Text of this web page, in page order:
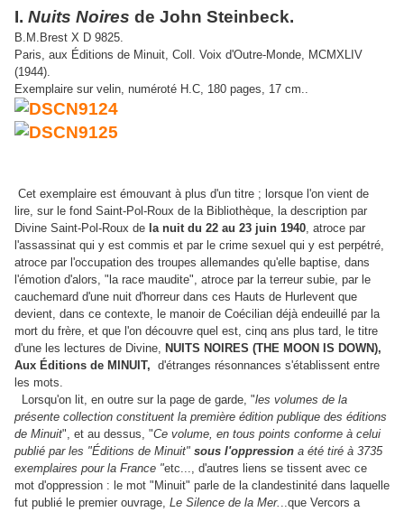
I. Nuits Noires de John Steinbeck.
B.M.Brest X D 9825.
Paris, aux Éditions de Minuit, Coll. Voix d'Outre-Monde, MCMXLIV
(1944).
Exemplaire sur velin, numéroté H.C, 180 pages, 17 cm..
Cet exemplaire est émouvant à plus d'un titre ; lorsque l'on vient de
lire, sur le fond Saint-Pol-Roux de la Bibliothèque, la description par
Divine Saint-Pol-Roux de la nuit du 22 au 23 juin 1940, atroce par
l'assassinat qui y est commis et par le crime sexuel qui y est perpétré,
atroce par l'occupation des troupes allemandes qu'elle baptise, dans
l'émotion d'alors, "la race maudite", atroce par la terreur subie, par le
cauchemard d'une nuit d'horreur dans ces Hauts de Hurlevent que
devient, dans ce contexte, le manoir de Coécilian déjà endeuillé par la
mort du frère, et que l'on découvre quel est, cinq ans plus tard, le titre
d'une les lectures de Divine, NUITS NOIRES (THE MOON IS DOWN),
Aux Éditions de MINUIT, d'étranges résonnances s'établissent entre
les mots.
Lorsqu'on lit, en outre sur la page de garde, "les volumes de la
présente collection constituent la première édition publique des éditions
de Minuit", et au dessus, "Ce volume, en tous points conforme à celui
publié par les "Éditions de Minuit" sous l'oppression a été tiré à 3735
exemplaires pour la France "etc..., d'autres liens se tissent avec ce
mot d'oppression : le mot "Minuit" parle de la clandestinité dans laquelle
fut publié le premier ouvrage, Le Silence de la Mer. ..que Vercors a